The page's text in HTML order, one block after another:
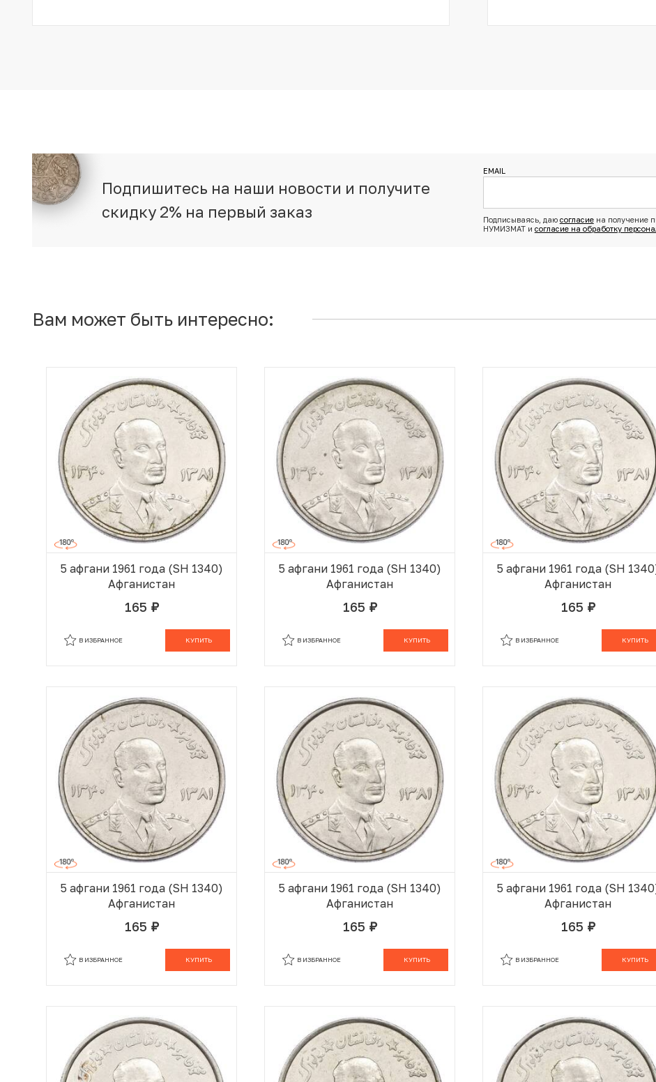
Подпишитесь на наши новости и получите
скидку 2% на первый заказ
EMAIL
Подписываясь, даю согласиена получение
НУМИЗМАТ и согласие на обработку
Вам может быть интересно:
5 афгани 1961 года (SH 1340)
Афганистан
165 руб.
КУПИТЬ
В ИЗБРАННОЕ
5 афгани 1961 года (SH 1340)
Афганистан
165 руб.
КУПИТЬ
В ИЗБРАННОЕ
5 афгани 1961 года (SH
Афганистан
165 руб.
КУПИТЬ
В ИЗБРАННОЕ
5 афгани 1961 года (SH 1340)
Афганистан
165 руб.
КУПИТЬ
В ИЗБРАННОЕ
5 афгани 1961 года (SH 1340)
Афганистан
165 руб.
КУПИТЬ
В ИЗБРАННОЕ
5 афгани 1961 года (SH
Афганистан
165 руб.
КУПИТЬ
В ИЗБРАННОЕ